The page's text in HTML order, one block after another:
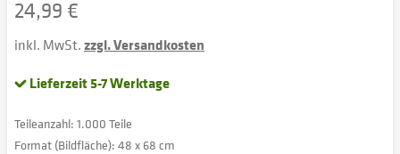
24,99 €
inkl. MwSt.zzgl. Versandkosten
Lieferzeit 5-7 Werktage
Teileanzahl: 1.000 Teile
Format (Bildfläche): 48 x 68 cm